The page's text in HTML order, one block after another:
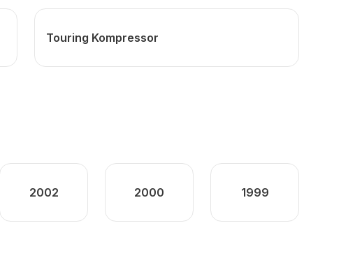
Touring Kompressor
2002 2000 1999